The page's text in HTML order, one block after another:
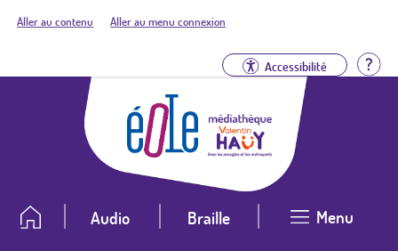
Aller au contenu Aller au menu connexion
Accessibilité
Audio Braille Menu